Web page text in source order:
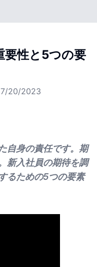
要性と5つの要
7/20/2023
自身の責任です。期
新入社員の期待を調
るための5つの要素